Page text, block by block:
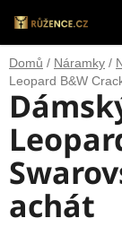
na
obsah
Domů / Náramky /
Leopard B&W
achát